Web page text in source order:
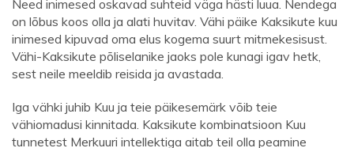
Need inimesed oskavad suhteid väga hästi luua. Nendega
on lõbus koos olla ja alati huvitav. Vähi päike Kaksikute kuu
inimesed kipuvad oma elus kogema suurt mitmekesisust.
Vähi-Kaksikute põliselanike jaoks pole kunagi igav hetk,
sest neile meeldib reisida ja avastada.
Iga vähki juhib Kuu ja teie päikesemärk võib teie
vähiomadusi kinnitada. Kaksikute kombinatsioon Kuu
tunnetest Merkuuri intellektiga aitab teil olla peamine